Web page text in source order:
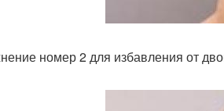
номер 2 для избавления от